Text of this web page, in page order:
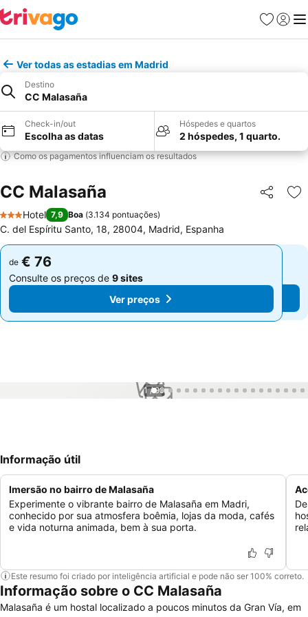
Favoritos
Iniciar
Ver todas as estadias em Madrid
Destino
CC Malasaña
Check-in/out
Escolha as datas
Hóspedes e quartos
2 hóspedes, 1 quarto.
Como os pagamentos influenciam os resultados
CC Malasaña Partilhar
3 Estrelas
Hotel 7,9 Boa (3.134 pontuações)
C. del Espíritu Santo, 18, 28004, Madrid, Espanha
de € 76
Consulte os preços de 9 sites
Ver preços
de € 76
Consulte os preços de 9 sites
Ver preços
1 / 99
Informação útil
Imersão no bairro de Malasaña
Experimente o vibrante bairro de Malasaña em Madri,
conhecido por sua atmosfera boêmia, lojas da moda, cafés
e vida noturna animada, bem à sua porta.
Este resumo foi criado por inteligência artificial e pode não ser 100% correto.
Informação sobre o CC Malasaña
Malasaña é um hostal localizado a poucos minutos da Gran Vía, em